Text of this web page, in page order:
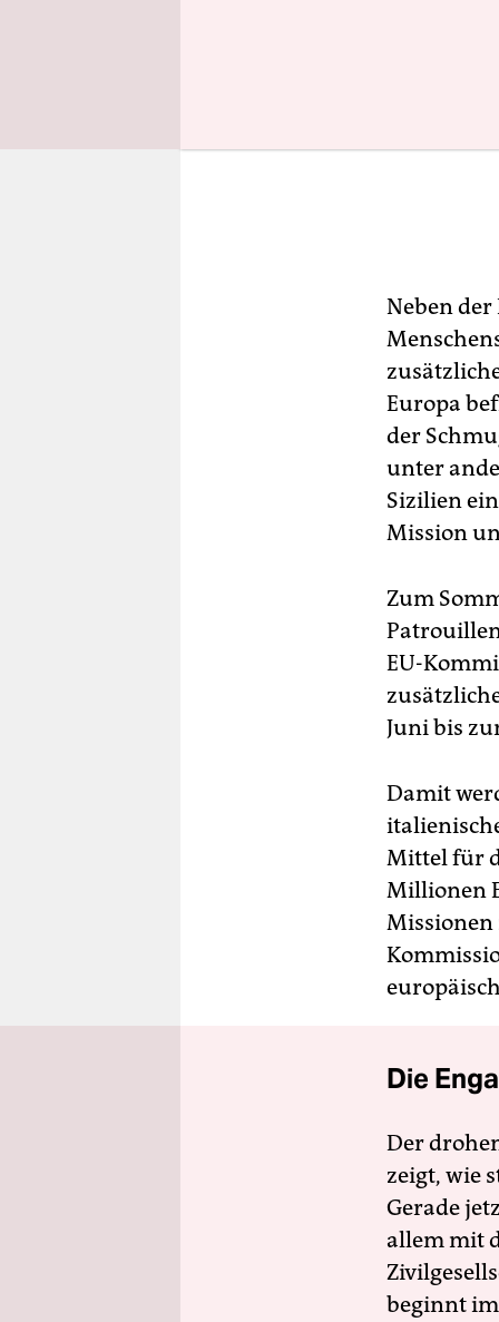
Neben der
Europa
der
unter
Sizilien
Mission
Zum
EU-
Juni bis
Damit
Mittel für
Millionen
Missionen
Die
Der
zeigt, wie
Gerade
allem mit
beginnt